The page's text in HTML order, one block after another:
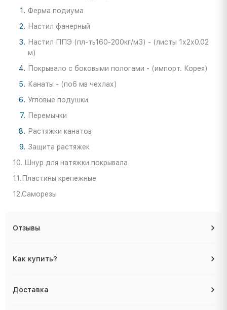
Ферма подиума
Настил фанерный
Настил ППЭ (пл-ть160-200кг/м3) - (листы 1х2х0.02
м)
Покрывало с боковыми пологами - (импорт. Корея)
Канаты - (по6 мв чехлах)
Угловые подушки
Перемычки
Растяжки канатов
Защита растяжек
10. Шнур для натяжки покрывала
11.Пластины крепежные
12.Саморезы
Отзывы
Как купить?
Доставка